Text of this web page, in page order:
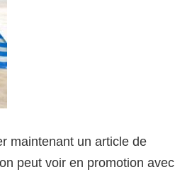
maintenant un article de
peut voir en promotion avec